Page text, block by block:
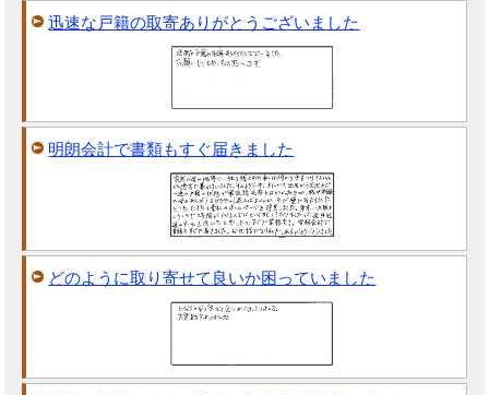
迅速な戸籍の取寄ありがとうございました
明朗会計で書類もすぐ届きました
どのように取り寄せて良いか困っていました